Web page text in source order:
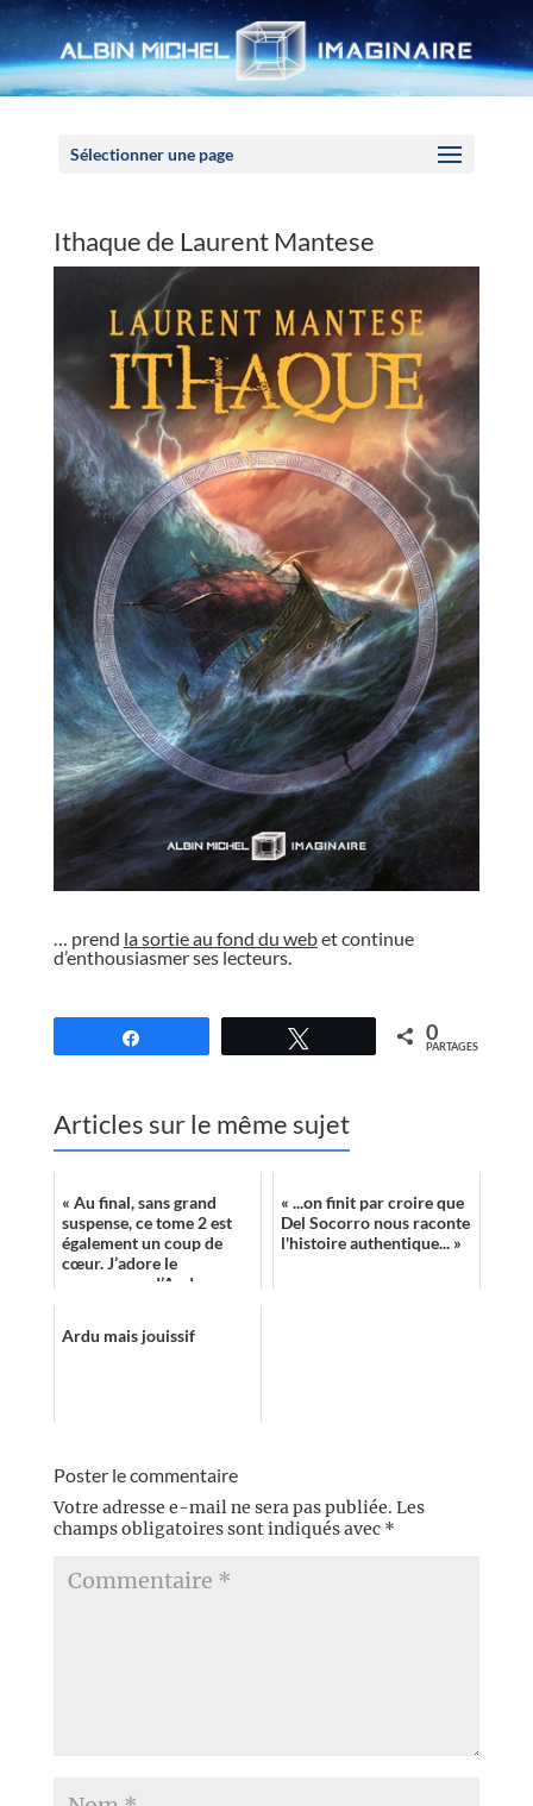
Sélectionner une page
Ithaque de Laurent Mantese
… prend la sortie au fond du webet continue
d’enthousiasmer ses lecteurs.
0
PARTAGES
Articles sur le même sujet
« Au final, sans grand
suspense, ce tome 2 est
également un coup de
cœur. J’adore le
personnage d’Andrea
présen...
« ...on finit par croire que
Del Socorro nous raconte
l'histoire authentique... »
Ardu mais jouissif
Poster le commentaire
Votre adresse e-mail ne sera pas publiée. Les
champs obligatoires sont indiqués avec *
Panneau de gestion des cookies